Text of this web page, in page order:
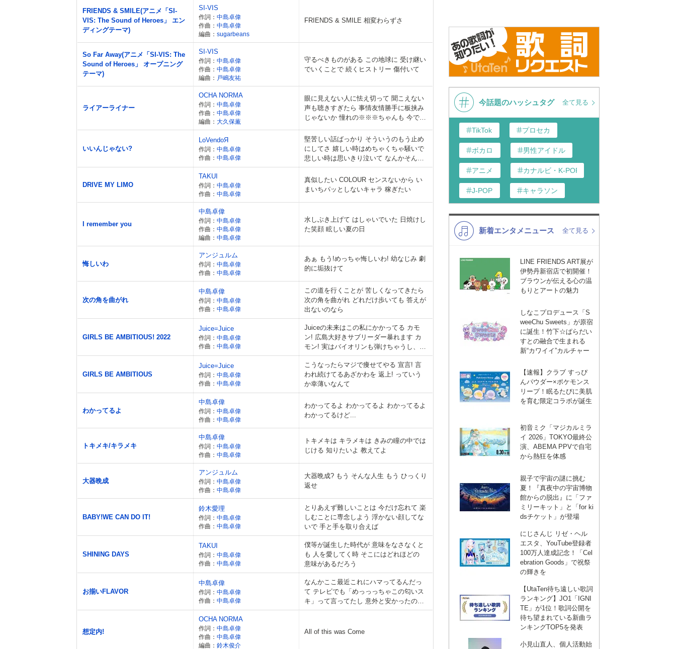
FRIENDS & SMILE(アニメ「SI-
VIS: The Sound of Heroes」 エン
ディングテーマ)
SI-VIS
作詞： 中島卓偉
作曲： 中島卓偉
編曲： sugarbeans
FRIENDS & SMILE 相変わらずさ
So Far Away(アニメ「SI-VIS: The
Sound of Heroes」 オープニング
テーマ)
SI-VIS
作詞： 中島卓偉
作曲： 中島卓偉
編曲： 戸嶋友祐
守るべきものがある この地球に 受け継い
でいくことで 続くヒストリー 傷付いて
ライアーライナー
OCHA NORMA
作詞： 中島卓偉
作曲： 中島卓偉
編曲： 大久保薫
眼に見えない人に怯え切って 聞こえない
声も聴きすぎたら 事情友情勝手に板挟み
じゃないか 憧れの※※※ちゃんも 今では
いいんじゃない?
LoVendoЯ
作詞： 中島卓偉
作曲： 中島卓偉
堅苦しい話ばっかり そういうのもう止め
にしてさ 嬉しい時はめちゃくちゃ騒いで
悲しい時は思いきり泣いて なんかそんな
んで良くない?
DRIVE MY LIMO
TAKUI
作詞： 中島卓偉
作曲： 中島卓偉
真似したい COLOUR センスないから い
まいちパッとしないキャラ 稼ぎたい
I remember you
中島卓偉
作詞： 中島卓偉
作曲： 中島卓偉
編曲： 中島卓偉
水しぶき上げて はしゃいでいた 日焼けし
た笑顔 眩しい夏の日
悔しいわ
アンジュルム
作詞： 中島卓偉
作曲： 中島卓偉
あぁ もう!めっちゃ悔しいわ! 幼なじみ 劇
的に垢抜けて
次の角を曲がれ
中島卓偉
作詞： 中島卓偉
作曲： 中島卓偉
この道を行くことが 苦しくなってきたら
次の角を曲がれ どれだけ歩いても 答えが
出ないのなら
GIRLS BE AMBITIOUS! 2022
Juice=Juice
作詞： 中島卓偉
作曲： 中島卓偉
Juiceの未来はこの私にかかってる カモ
ン! 広島大好きサブリーダー暴れます カ
モン! 実はバイオリンも弾けちゃうし、英
語もペラペラなんです
GIRLS BE AMBITIOUS
Juice=Juice
作詞： 中島卓偉
作曲： 中島卓偉
こうなったらマジで痩せてやる 宣言! 言
われ続けてるあざかわを 返上! っていう
か幸薄いなんて
わかってるよ
中島卓偉
作詞： 中島卓偉
作曲： 中島卓偉
わかってるよ わかってるよ わかってるよ
わかってるけど...
トキメキ/キラメキ
中島卓偉
作詞： 中島卓偉
作曲： 中島卓偉
トキメキは キラメキは きみの瞳の中では
じける 知りたいよ 教えてよ
大器晩成
アンジュルム
作詞： 中島卓偉
作曲： 中島卓偉
大器晩成? もう そんな人生 もう ひっくり
返せ
BABY!WE CAN DO IT!
鈴木愛理
作詞： 中島卓偉
作曲： 中島卓偉
とりあえず難しいことは 今だけ忘れて 楽
しむことに専念しよう 浮かない顔してな
いで 手と手を取り合えば
SHINING DAYS
TAKUI
作詞： 中島卓偉
作曲： 中島卓偉
僕等が誕生した時代が 意味をなさなくと
も 人を愛してく時 そこにはどれほどの
意味があるだろう
お揃いFLAVOR
中島卓偉
作詞： 中島卓偉
作曲： 中島卓偉
なんかここ最近これにハマってるんだっ
て テレビでも「めっっっちゃこの匂いス
キ」って言ってたし 意外と安かったのに
はびっくりしたけど 昨日のblogでも「お
想定内!
OCHA NORMA
作詞： 中島卓偉
作曲： 中島卓偉
編曲： 鈴木俊介
All of this was Come
今話題のハッシュタグ 全て見る
TikTok プロセカ
ボカロ 男性アイドル
アニメ カナルビ・K-POP和訳
J-POP キャラソン
K-POP バンド
ディズニー
新着エンタメニュース 全て見る
LINE FRIENDS ART展が
伊勢丹新宿店で初開催！
ブラウンが伝える心の温
もりとアートの魅力
しなこプロデュース「S
weeChu Sweets」が原宿
に誕生！竹下☆ぱらだい
すとの融合で生まれる
新“カワイイ”カルチャー
【速報】クラブ すっぴ
んパウダー×ポケモンス
リープ！眠るたびに美肌
を育む限定コラボが誕生
初音ミク「マジカルミラ
イ 2026」TOKYO最終公
演、ABEMA PPVで自宅
から熱狂を体感
親子で宇宙の謎に挑む
夏！『真夜中の宇宙博物
館からの脱出』に「ファ
ミリーキット」と「for ki
dsチケット」が登場
にじさんじ リゼ・ヘル
エスタ、YouTube登録者
100万人達成記念！「Cel
ebration Goods」で祝祭
の輝きを
【UtaTen待ち遠しい歌詞
ランキング】JO1「IGNI
TE」が1位！歌詞公開を
待ち望まれている新曲ラ
ンキングTOP5を発表
小見山直人、個人活動始